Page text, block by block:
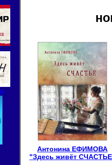
Антонина ЕФИМОВА
"Здесь живёт